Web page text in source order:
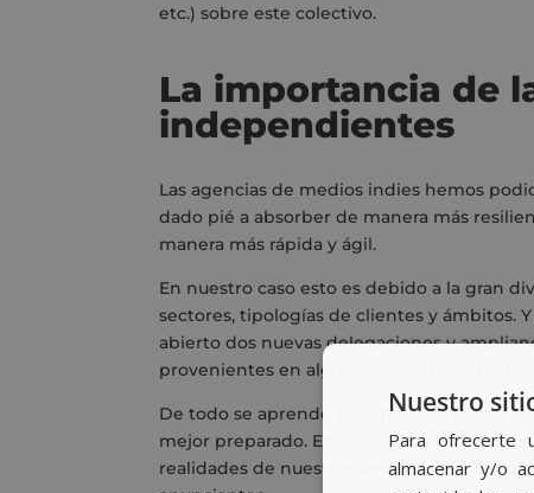
etc.) sobre este colectivo.
La importancia de
independientes
Las agencias de medios indies hemos
dado pié a absorber de manera más
manera más rápida y ágil.
En nuestro caso esto es debido a la gran
sectores, tipologías de clientes y ámbitos.
abierto dos nuevas delegaciones y
provenientes en algunos casos de estas
De todo se aprende y, como en la fábula
mejor preparado. En este contexto las
realidades de nuestros anunciantes. En lo
Nuestro
Para ofrecerte
almacenar y/o